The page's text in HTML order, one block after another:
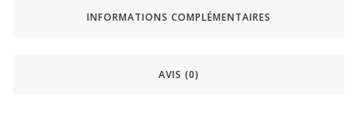
INFORMATIONS COMPLÉMENTAIRES
AVIS (0)